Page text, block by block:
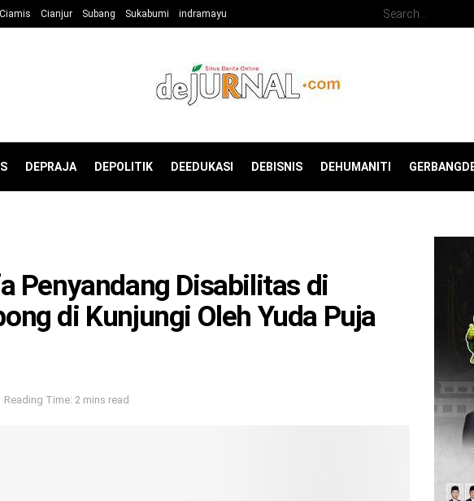
Ciamis Cianjur Subang Sukabumi indramayu
DEPRAJA DEPOLITIK DEEDUKASI DEBISNIS DEHUMANITI
Penyandang Disabilitas di
di Kunjungi Oleh Yuda Puja
Reading Time: 2 mins read